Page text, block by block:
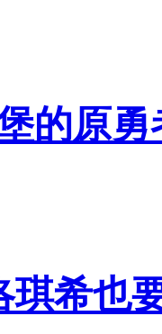
的原勇
琪希也